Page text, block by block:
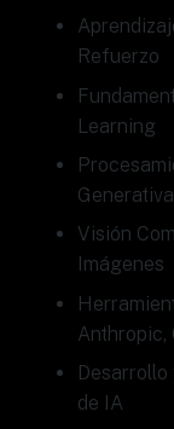
Refuerzo
Learning
Generativa
Visión
Imágenes
Anthropic,
de IA